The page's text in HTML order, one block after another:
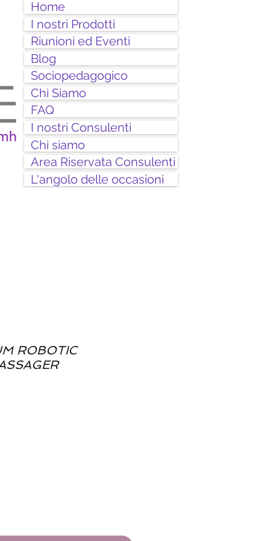
Home
I nostri Prodotti
Riunioni ed Eventi
Blog
Sociopedagogico
Chi Siamo
FAQ
I nostri Consulenti
Chi siamo
Area Riservata Consulenti
L'angolo delle occasioni
ROBOTIC